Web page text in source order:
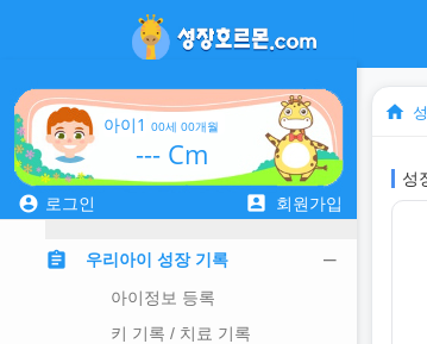
아이1 00세 00개월
--- Cm
account_circle 로그인 account_box 회원가입
assignment
우리아이 성장 기록
아이정보 등록
키 기록 / 치료 기록
home
성